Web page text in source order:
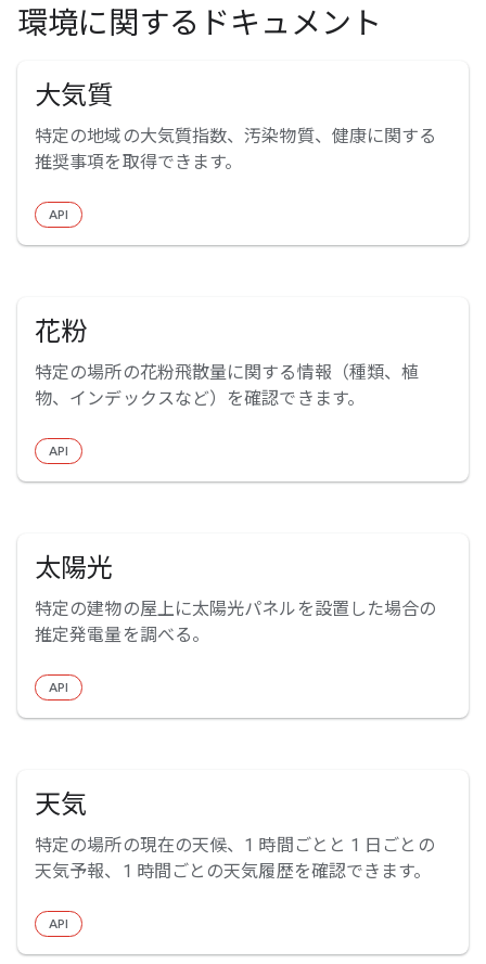
環境に関するドキュメント
大気質
特定の地域の大気質指数、汚染物質、健康に関する
推奨事項を取得できます。
API
花粉
特定の場所の花粉飛散量に関する情報（種類、植
物、インデックスなど）を確認できます。
API
太陽光
特定の建物の屋上に太陽光パネルを設置した場合の
推定発電量を調べる。
API
天気
特定の場所の現在の天候、1 時間ごとと 1 日ごとの
天気予報、1 時間ごとの天気履歴を確認できます。
API